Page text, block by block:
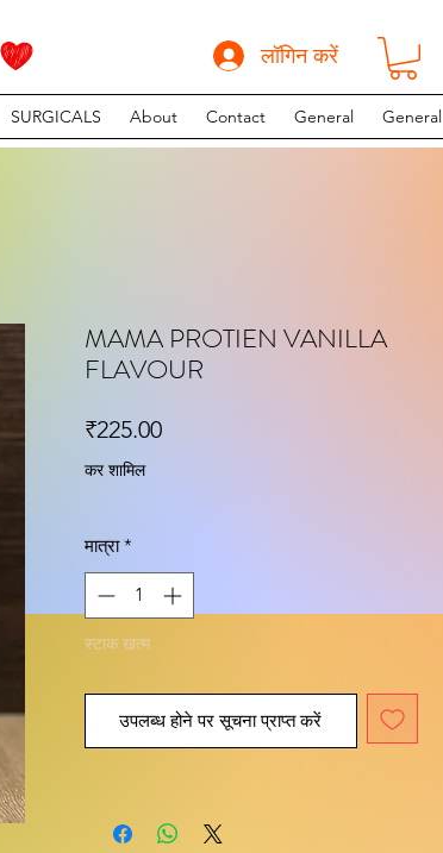
लॉगिन करें
SURGICALS About Contact General General
MAMA PROTIEN VANILLA
FLAVOUR
₹225.00मूल्य
कर शामिल
मात्रा *
स्टाक खत्म
उपलब्ध होने पर सूचना प्राप्त करें